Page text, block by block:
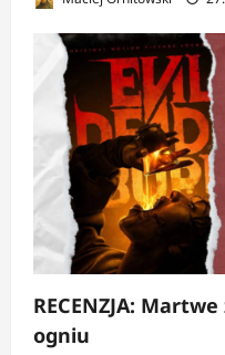
RECENZJA:
ogniu